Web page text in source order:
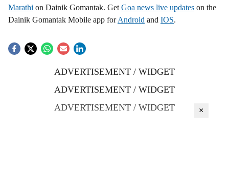
Marathi on Dainik Gomantak. Get Goa news live updates on the
Dainik Gomantak Mobile app forAndroid and IOS.
ADVERTISEMENT / WIDGET
ADVERTISEMENT / WIDGET
ADVERTISEMENT / WIDGET
×